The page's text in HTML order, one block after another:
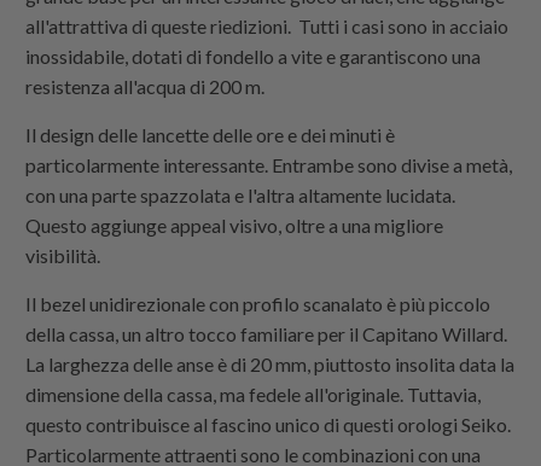
all'attrattiva di queste riedizioni. Tutti i casi sono in acciaio
inossidabile, dotati di fondello a vite e garantiscono una
resistenza all'acqua di 200 m.
Il design delle lancette delle ore e dei minuti è
particolarmente interessante. Entrambe sono divise a metà,
con una parte spazzolata e l'altra altamente lucidata.
Questo aggiunge appeal visivo, oltre a una migliore
visibilità.
Il bezel unidirezionale con profilo scanalato è più piccolo
della cassa, un altro tocco familiare per il Capitano Willard.
La larghezza delle anse è di 20 mm, piuttosto insolita data la
dimensione della cassa, ma fedele all'originale. Tuttavia,
questo contribuisce al fascino unico di questi orologi Seiko.
Particolarmente attraenti sono le combinazioni con una